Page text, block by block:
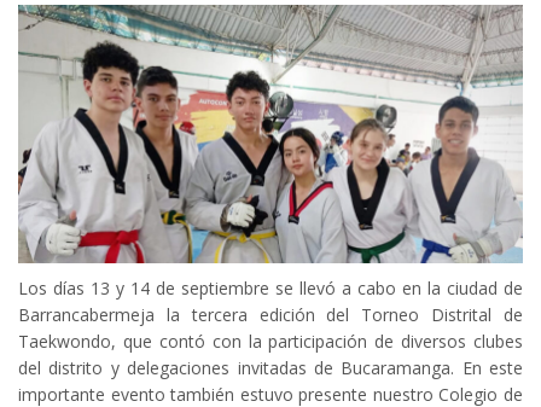
Los días 13 y 14 de septiembre se llevó a cabo en la ciudad de
Barrancabermeja la tercera edición del Torneo Distrital de
Taekwondo, que contó con la participación de diversos clubes
del distrito y delegaciones invitadas de Bucaramanga. En este
importante evento también estuvo presente nuestro Colegio de